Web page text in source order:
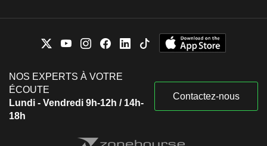
NOS EXPERTS À VOTRE
ÉCOUTE
Lundi - Vendredi 9h-12h / 14h-
18h
Contactez-nous